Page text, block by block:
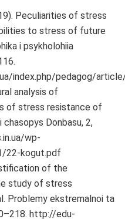
Peculiarities of stress
to stress of future
i psykholohiia
index.php/pedagog/
analysis of
of stress resistance of
Donbasu, 2,
wp-
22-kogut.pdf
of the
study of stress
Problemy ekstremalnoi ta
http://edu-